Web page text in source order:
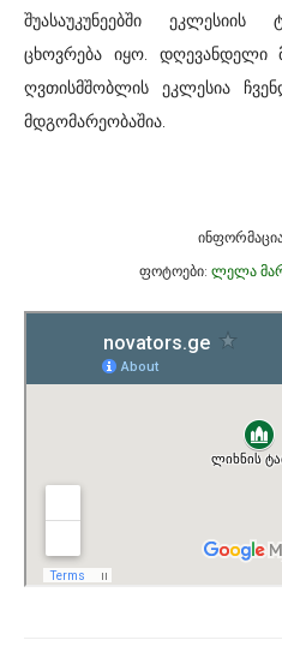
შუასაუკუნეებში ეკლესიის
ცხოვრება იყო. დღევანდელი
ღვთისმშობლის ეკლესია
მდგომარეობაშია.
ფოტოები: ლელა